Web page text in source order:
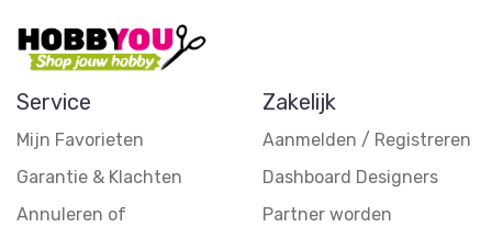
Service
Mijn Favorieten
Garantie & Klachten
Annuleren of
Zakelijk
Aanmelden / Registreren
Dashboard Designers
Partner worden